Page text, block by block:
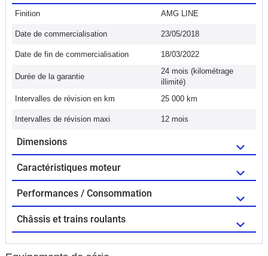
Finition AMG LINE
Date de commercialisation 23/05/2018
Date de fin de commercialisation 18/03/2022
Durée de la garantie
24 mois (kilométrage
illimité)
Intervalles de révision en km
25 000 km
Intervalles de révision maxi 12 mois
Dimensions
Caractéristiques moteur
Performances / Consommation
Châssis et trains roulants